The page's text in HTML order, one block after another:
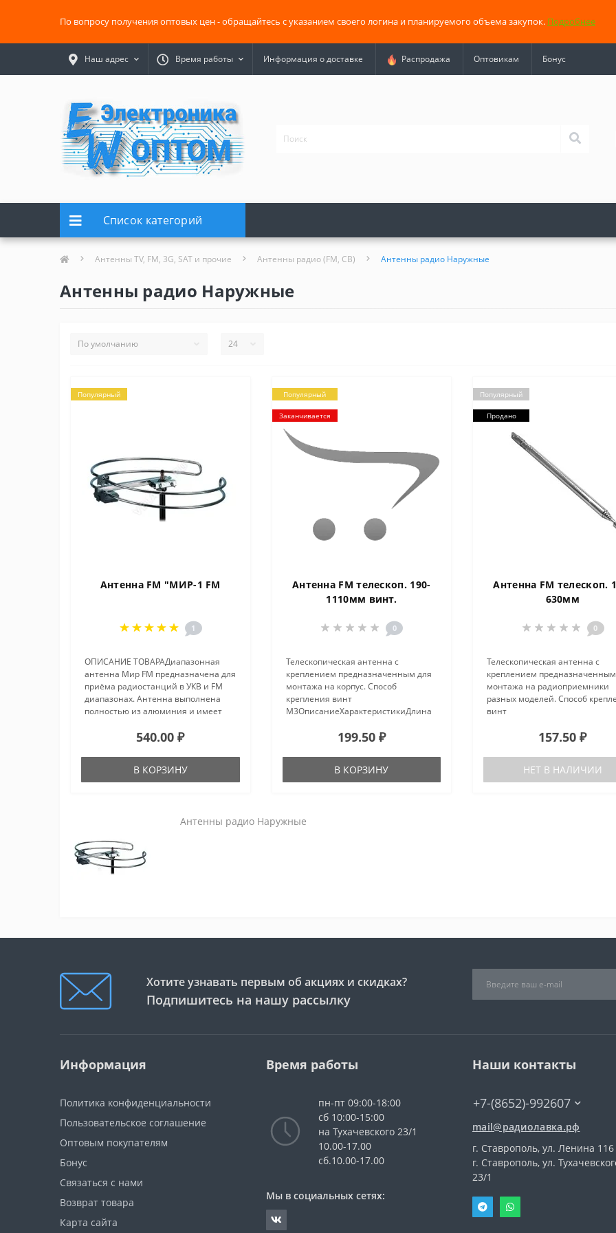
По вопросу получения оптовых цен - обращайтесь с указанием своего логина и планируемого объема закупок. Подробнее
Наш адрес Время работы Информация о доставке Распродажа Оптовикам Бонус
Список категорий
Антенны TV, FM, 3G, SAT и прочие Антенны радио (FM, СВ) Антенны радио Наружные
Антенны радио Наружные
Популярный
Антенна FM "МИР-1 FM
1
ОПИСАНИЕ ТОВАРАДиапазонная
антенна Мир FM предназначена для
приёма радиостанций в УКВ и FM
диапазонах. Антенна выполнена
полностью из алюминия и имеет
серии SWA.Диапазонная антенна
ради..
540.00 ₽
В КОРЗИНУ
Популярный
Заканчивается
Антенна FM телескоп. 190-
1110мм винт.
0
Телескопическая антенна с
креплением предназначенным для
монтажа на корпус. Способ
крепления винт
М3ОписаниеХарактеристикиДлина
ммКоличество колен: 7Способ
199.50 ₽
В КОРЗИНУ
Популярный
Продано
Антенна FM телескоп.
630мм
0
Телескопическая антенна с
креплением
монтажа на радиоприемники
разных моделей. Способ
винт
мин./макс.: 140/630ммДиаметр:
крепления: винт М3..
157.50 ₽
НЕТ В НАЛИЧИИ
Антенны радио Наружные
Хотите узнавать первым об акциях и скидках?
Подпишитесь на нашу рассылку
Информация
Политика конфиденциальности
Пользовательское соглашение
Оптовым покупателям
Бонус
Связаться с нами
Возврат товара
Карта сайта
Время работы
пн-пт 09:00-18:00
сб 10:00-15:00
на Тухачевского 23/1
10.00-17.00
сб.10.00-17.00
Мы в социальных сетях:
Наши контакты
+7-(8652)-992607
mail@радиолавка.рф
г. Ставрополь, ул. Ленина 116
г. Ставрополь, ул.
23/1